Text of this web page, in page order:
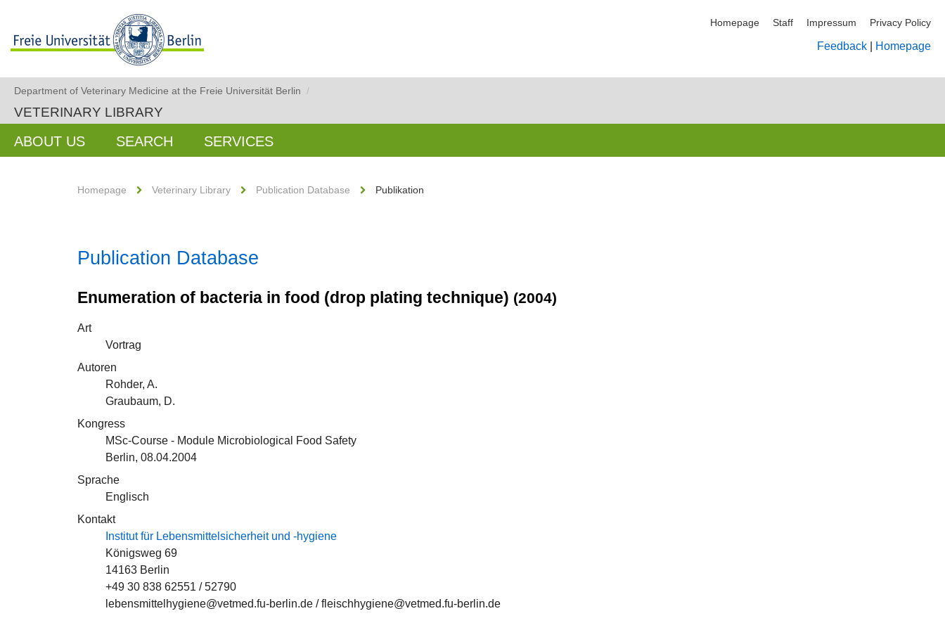
Homepage Staff Impressum Privacy Policy
Feedback Homepage
Department of Veterinary Medicine at the Freie Universität Berlin /
VETERINARY LIBRARY
ABOUT US SEARCH SERVICES
Homepage Veterinary Library Publication Database Publikation
Publication Database
Enumeration of bacteria in food (drop plating technique) (2004)
Art
Vortrag
Autoren
Rohder, A.
Graubaum, D.
Kongress
MSc-Course - Module Microbiological Food Safety
Berlin, 08.04.2004
Sprache
Englisch
Kontakt
Institut für Lebensmittelsicherheit und -hygiene
Königsweg 69
14163 Berlin
+49 30 838 62551 / 52790
lebensmittelhygiene@vetmed.fu-berlin.de / fleischhygiene@vetmed.fu-berlin.de